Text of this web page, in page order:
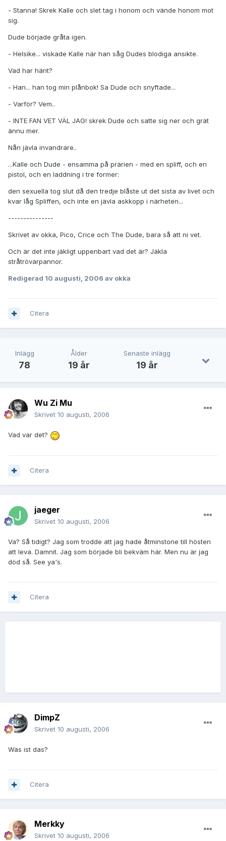
- Stanna! Skrek Kalle och slet tag i honom och vände honom mot
sig.
Dude började gråta igen.
- Helsike... viskade Kalle när han såg Dudes blodiga ansikte.
Vad har hänt?
- Han... han tog min plånbok! Sa Dude och snyftade...
- Varför? Vem..
- INTE FAN VET VÄL JAG! skrek Dude och satte sig ner och grät
ännu mer.
Nån jävla invandrare..
...Kalle och Dude - ensamma på prärien - med en spliff, och en
pistol, och en laddning i tre former:
den sexuella tog slut då den tredje blåste ut det sista av livet och
kvar låg Spliffen, och inte en jävla askkopp i närheten...
---------------
Skrivet av okka, Pico, Crice och The Dude, bara så att ni vet.
Och är det inte jäkligt uppenbart vad det är? Jäkla
stråtrövarpannor.
Redigerad 10 augusti, 2006 av okka
Citera
Inlägg
78
Ålder
19 år
Senaste inlägg
19 år
Wu Zi Mu
Skrivet 10 augusti, 2006
Vad var det?
Citera
jaeger
Skrivet 10 augusti, 2006
Va? Så tidigt? Jag som trodde att jag hade åtminstone till hösten
att leva. Damnit. Jag som började bli bekväm här. Men nu är jag
död så. See ya's.
Citera
DimpZ
Skrivet 10 augusti, 2006
Was ist das?
Citera
Merkky
Skrivet 10 augusti, 2006